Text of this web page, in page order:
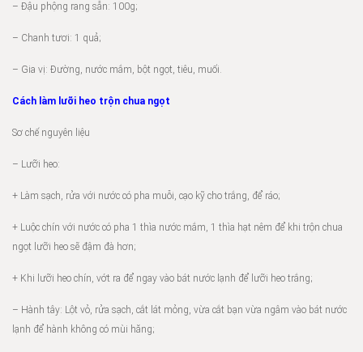
– Đậu phộng rang sẵn: 100g;
– Chanh tươi: 1 quả;
– Gia vị: Đường, nước mắm, bột ngọt, tiêu, muối.
Cách làm lưỡi heo trộn chua ngọt
Sơ chế nguyên liệu
– Lưỡi heo:
+ Làm sạch, rửa với nước có pha muỗi, cạo kỹ cho trắng, để ráo;
+ Luộc chín với nước có pha 1 thìa nước mắm, 1 thìa hạt nêm để khi trộn chua
ngọt lưỡi heo sẽ đậm đà hơn;
+ Khi lưỡi heo chín, vớt ra để ngay vào bát nước lạnh để lưỡi heo trắng;
– Hành tây: Lột vỏ, rửa sạch, cắt lát mỏng, vừa cắt bạn vừa ngâm vào bát nước
lạnh để hành không có mùi hăng;